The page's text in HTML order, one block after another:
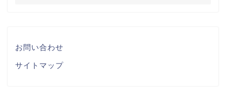
お問い合わせ
サイトマップ